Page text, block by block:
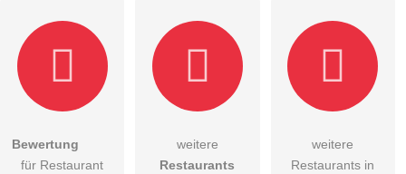
Hiermit akzeptiere ich dieAGB
Bewertung
für Restaurant
weitere
Restaurants
weitere
Restaurants in